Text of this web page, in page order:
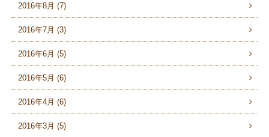
2016年8月 (7)
2016年7月 (3)
2016年6月 (5)
2016年5月 (6)
2016年4月 (6)
2016年3月 (5)